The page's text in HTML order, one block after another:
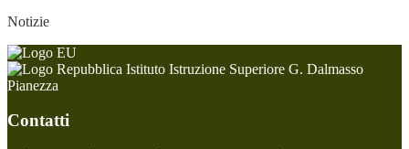
Notizie
Istituto Istruzione Superiore G. Dalmasso
Pianezza
Contatti